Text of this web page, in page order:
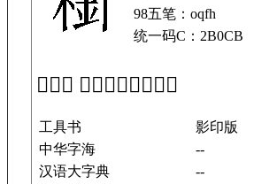
98五笔：oqfh
统一码C：2B0CB
「𫃋」 在工具书中的解释
工具书 影印版
中华字海
--
汉语大字典
--